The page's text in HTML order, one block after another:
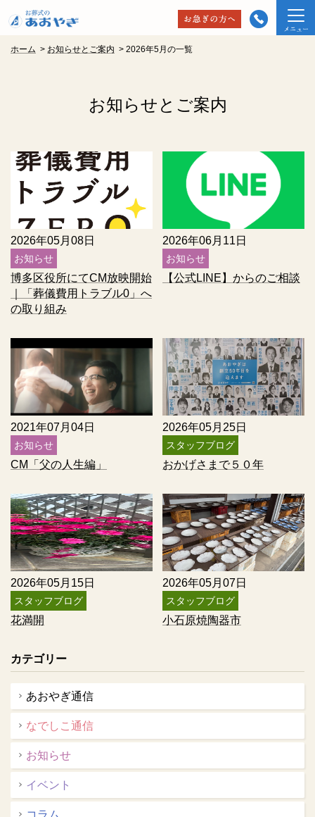
ホーム > お知らせとご案内 > 2026年5月の一覧
お知らせとご案内
2026年05月08日
お知らせ
博多区役所にてCM放映開始
｜「葬儀費用トラブル0」へ
の取り組み
2026年06月11日
お知らせ
【公式LINE】からのご相談
2021年07月04日
お知らせ
CM「父の人生編」
2026年05月25日
スタッフブログ
おかげさまで５０年
2026年05月15日
スタッフブログ
花満開
2026年05月07日
スタッフブログ
小石原焼陶器市
カテゴリー
あおやぎ通信
なでしこ通信
お知らせ
イベント
コラム